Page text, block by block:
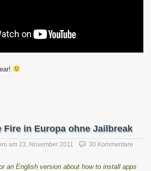
Fire in Europa ohne Jailbreak
am 23. November 2011 30 Kommentare
an English version about how to install apps